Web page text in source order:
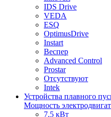
IDS Drive
VEDA
ESQ
OptimusDrive
Instart
Веспер
Advanced Control
Prostar
Отсутствуют
Intek
Устройства плавного
Мощность
7,5 кВт